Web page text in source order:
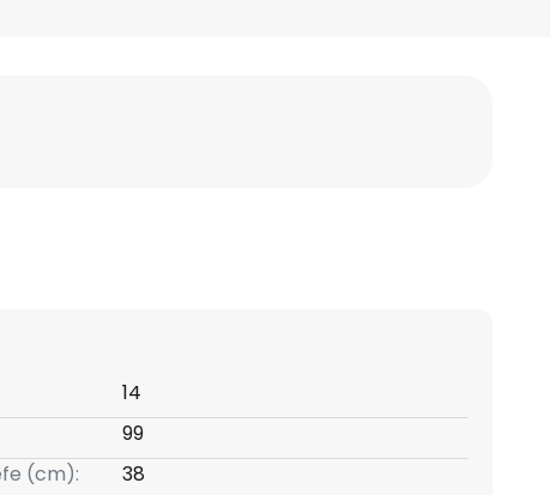
14
99
(cm):
38